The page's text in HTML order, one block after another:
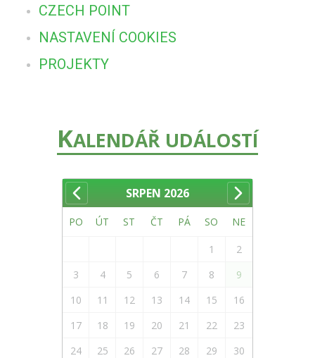
CZECH POINT
NASTAVENÍ COOKIES
PROJEKTY
KALENDÁŘ UDÁLOSTÍ
SRPEN 2026
PO ÚT ST ČT PÁ SO NE
1
2
3
4 5 6 7 8
9
10
11 12 13 14 15
16
17
18 19 20 21 22
23
24
25 26 27 28 29
30